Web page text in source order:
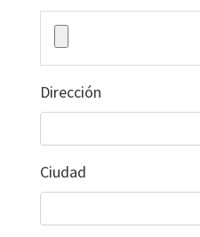
Dirección
Ciudad